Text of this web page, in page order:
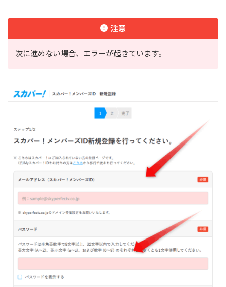
注意
次に進めない場合、エラーが起きています。